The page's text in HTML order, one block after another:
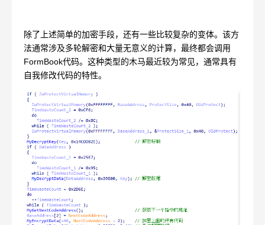
除了上述简单的加密手段，还有一些比较复杂的变体。该方
法通常涉及多轮解密和大量无意义的计算，最终都会调用
FormBook代码。这种类型的木马最近较为常见，通常具有
自我修改代码的特性。